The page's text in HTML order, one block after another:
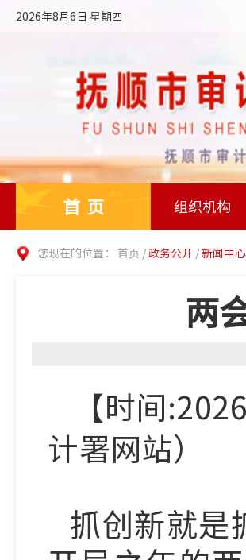
2026年8月6日 星期四
首页 组织机构
您现在的位置： 首页 /政务公开 /新闻中心
两
【时间
计署网站）
抓创新就是